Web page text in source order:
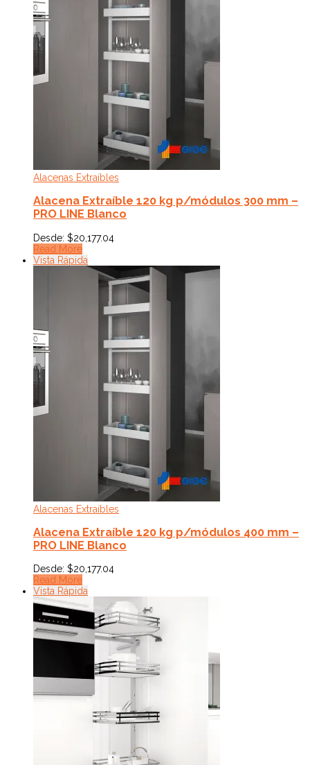
Alacenas Extraíbles
Alacena Extraíble 120 kg p/módulos 300 mm –
PRO LINE Blanco
Desde: $20,177.04
Read More
Vista Rápida
Alacenas Extraíbles
Alacena Extraíble 120 kg p/módulos 400 mm –
PRO LINE Blanco
Desde: $20,177.04
Read More
Vista Rápida